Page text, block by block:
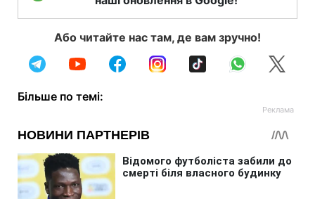
Або читайте нас там, де вам зручно!
Більше по темі: